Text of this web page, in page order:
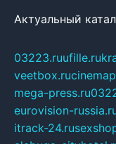
Актуальный
03223.ruufille.ru
veetbox.ru
mega-press.ru
eurovision-
itrack-24.ru